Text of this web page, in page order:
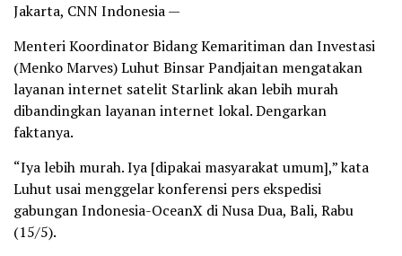
Jakarta, CNN Indonesia —
Menteri Koordinator Bidang Kemaritiman dan Investasi
(Menko Marves) Luhut Binsar Pandjaitan mengatakan
layanan internet satelit Starlink akan lebih murah
dibandingkan layanan internet lokal. Dengarkan
faktanya.
“Iya lebih murah. Iya [dipakai masyarakat umum],” kata
Luhut usai menggelar konferensi pers ekspedisi
gabungan Indonesia-OceanX di Nusa Dua, Bali, Rabu
(15/5).